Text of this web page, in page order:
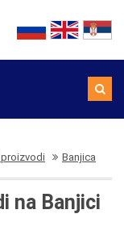
Banjica
na Banjici